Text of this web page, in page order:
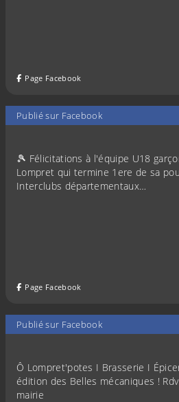
Page Facebook
Publié sur Facebook
🎾 Félicitations à l'équipe U18
Lompret qui termine 1ere de sa
Interclubs départementaux…
Page Facebook
Publié sur Facebook
Ô Lompret'potes I Brasserie I
édition des Belles mécaniques !
mairie